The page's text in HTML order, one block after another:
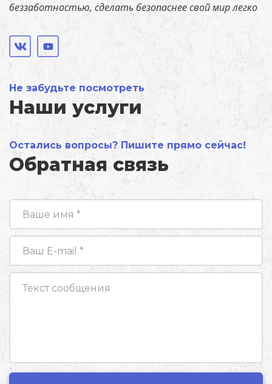
беззаботностью, сделать безопаснее свой мир легко
Не забудьте посмотреть
Наши услуги
Остались вопросы? Пишите прямо сейчас!
Обратная связь